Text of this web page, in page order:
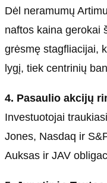
Dėl neramumų
naftos kaina gerokai
grėsmę stagfliacijai,
lygį, tiek centrinių
4. Pasaulio akcijų
Investuotojai
Jones, Nasdaq ir
Auksas ir JAV